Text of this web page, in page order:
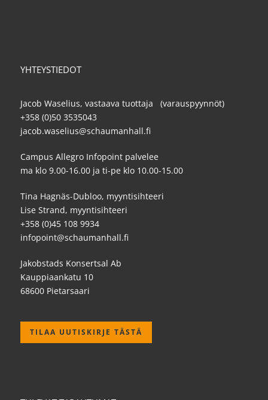
YHTEYSTIEDOT
Jacob Waselius, vastaava tuottaja (varauspyynnöt)
+358 (0)50 3535043
jacob.waselius@schaumanhall.fi
Campus Allegro Infopoint palvelee
ma klo 9.00-16.00 ja ti-pe klo 10.00-15.00
Tina Hagnäs-Dubloo, myyntisihteeri
Lise Strand, myyntisihteeri
+358 (0)45 108 9934
infopoint@schaumanhall.fi
Jakobstads Konsertsal Ab
Kauppiaankatu 10
68600 Pietarsaari
TILAA UUTISKIRJE TÄSTÄ